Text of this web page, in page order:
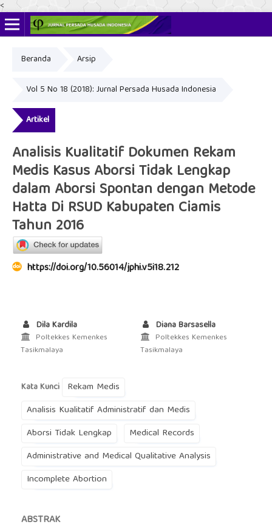
<
Beranda Arsip
Vol 5 No 18 (2018): Jurnal Persada Husada Indonesia
Artikel
Analisis Kualitatif Dokumen Rekam
Medis Kasus Aborsi Tidak Lengkap
dalam Aborsi Spontan dengan Metode
Hatta Di RSUD Kabupaten Ciamis
Tahun 2016
https://doi.org/10.56014/jphi.v5i18.212
Dila Kardila
Poltekkes Kemenkes
Tasikmalaya
Diana Barsasella
Poltekkes Kemenkes
Tasikmalaya
Kata Kunci Rekam Medis
Analisis Kualitatif Administratif dan Medis
Aborsi Tidak Lengkap
Medical Records
Administrative and Medical Qualitative Analysis
Incomplete Abortion
ABSTRAK